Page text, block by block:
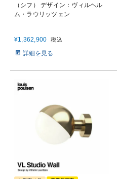
（シフ） デザイン：ヴィルヘル
ム・ラウリッツェン
¥1,362,900 税込
詳細を見る